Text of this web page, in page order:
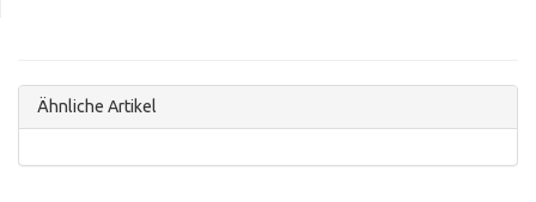
Ähnliche Artikel